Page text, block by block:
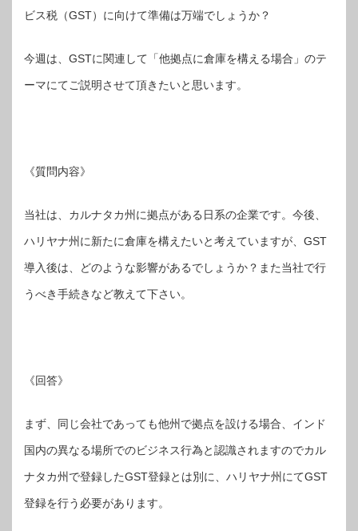
ビス税（GST）に向けて準備は万端でしょうか？
今週は、GSTに関連して「他拠点に倉庫を構える場合」のテ
ーマにてご説明させて頂きたいと思います。
《質問内容》
当社は、カルナタカ州に拠点がある日系の企業です。今後、
ハリヤナ州に新たに倉庫を構えたいと考えていますが、GST
導入後は、どのような影響があるでしょうか？また当社で行
うべき手続きなど教えて下さい。
《回答》
まず、同じ会社であっても他州で拠点を設ける場合、インド
国内の異なる場所でのビジネス行為と認識されますのでカル
ナタカ州で登録したGST登録とは別に、ハリヤナ州にてGST
登録を行う必要があります。